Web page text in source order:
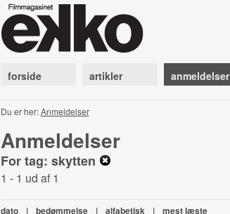
forside artikler anmeldelser
Du er her:Anmeldelser
Anmeldelser
For tag: skytten
1 - 1 ud af 1
dato | bedømmelse | alfabetisk | mest læste